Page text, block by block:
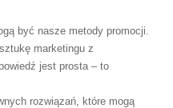
być nasze metody promocji.
marketingu z
jest prosta – to
rozwiązań, które mogą